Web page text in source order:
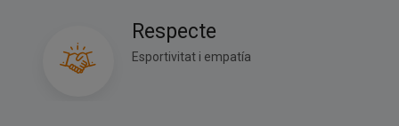
Respecte
Esportivitat i empatía